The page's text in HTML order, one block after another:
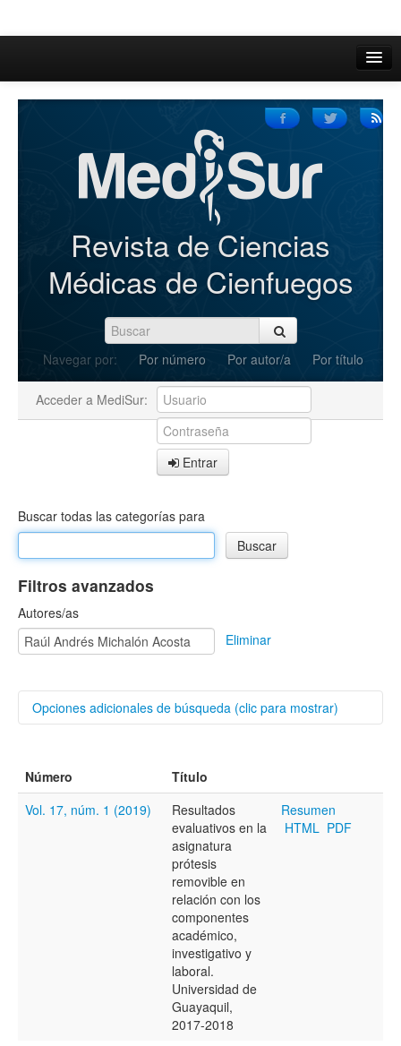
Inicio
Iniciar sesión
Registrarse
Revista de Ciencias
Médicas de Cienfuegos
Navegar por: Por número Por autor/a Por título
Acceder a MediSur:
Entrar
Buscar todas las categorías para
Filtros avanzados
Autores/as
Eliminar
Opciones adicionales de búsqueda (clic para mostrar)
Título
Número
Título
Vol. 17, núm. 1 (2019)
Resultados
evaluativos en la
asignatura
prótesis
removible en
relación con los
componentes
académico,
investigativo y
laboral.
Universidad de
Guayaquil,
2017-2018
Resumen
HTML PDF